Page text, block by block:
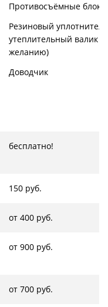
Противосъёмные
Резиновый
утеплительный валик
желанию)
Доводчик
бесплатно!
150 руб.
от 400 руб.
от 900 руб.
от 700 руб.